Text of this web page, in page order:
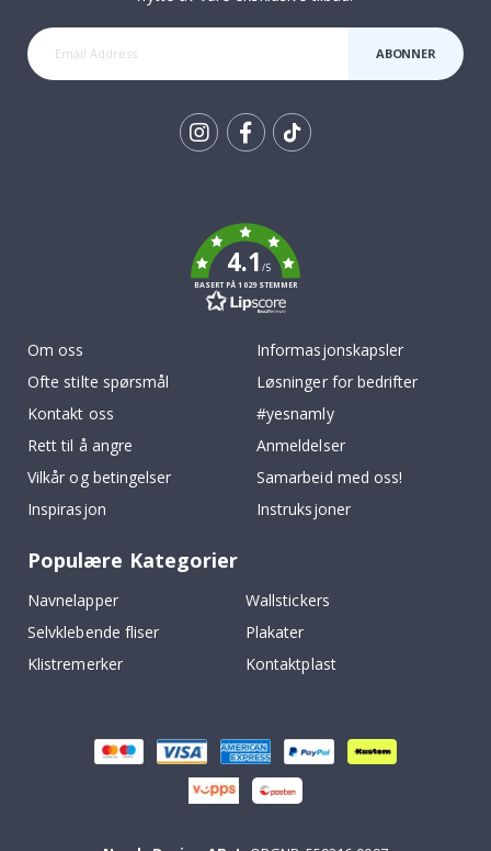
ABONNER
4.1/5
BASERT PÅ 1029 STEMMER
Om oss
Ofte stilte spørsmål
Kontakt oss
Rett til å angre
Vilkår og betingelser
Inspirasjon
Informasjonskapsler
Løsninger for bedrifter
#yesnamly
Anmeldelser
Samarbeid med oss!
Instruksjoner
Populære Kategorier
Navnelapper
Wallstickers
Selvklebende fliser
Plakater
Klistremerker
Kontaktplast